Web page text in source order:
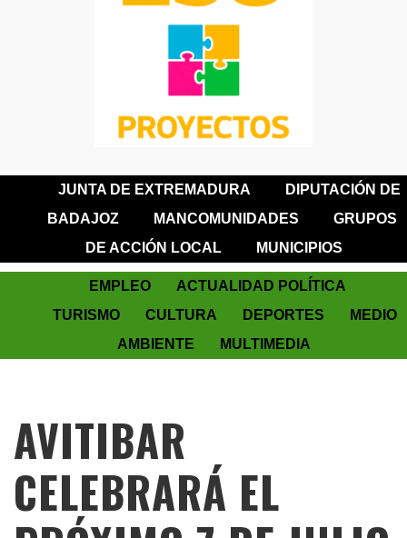
JUNTA DE EXTREMADURA
DIPUTACIÓN DE
BADAJOZ
MANCOMUNIDADES
GRUPOS
DE ACCIÓN LOCAL
MUNICIPIOS
EMPLEO
ACTUALIDAD POLÍTICA
TURISMO
CULTURA DEPORTES
MEDIO
AMBIENTE
MULTIMEDIA
AVITIBAR
CELEBRARÁ EL